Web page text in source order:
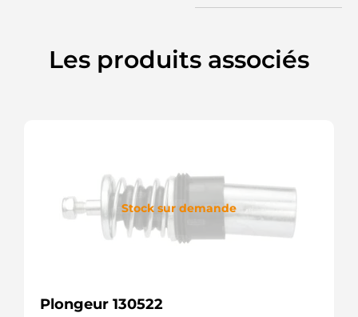
Les produits associés
Stock sur demande
Plongeur 130522